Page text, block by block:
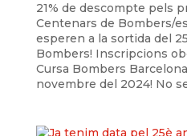
21% de descompte pels
Centenars de Bombers/
esperen a la sortida del
Bombers! Inscripcions
Cursa Bombers
novembre del 2024! No